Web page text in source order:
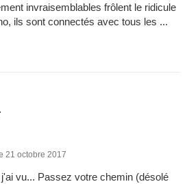
invraisemblables frôlent le ridicule
ils sont connectés avec tous les ...
21 octobre 2017
vu... Passez votre chemin (désolé